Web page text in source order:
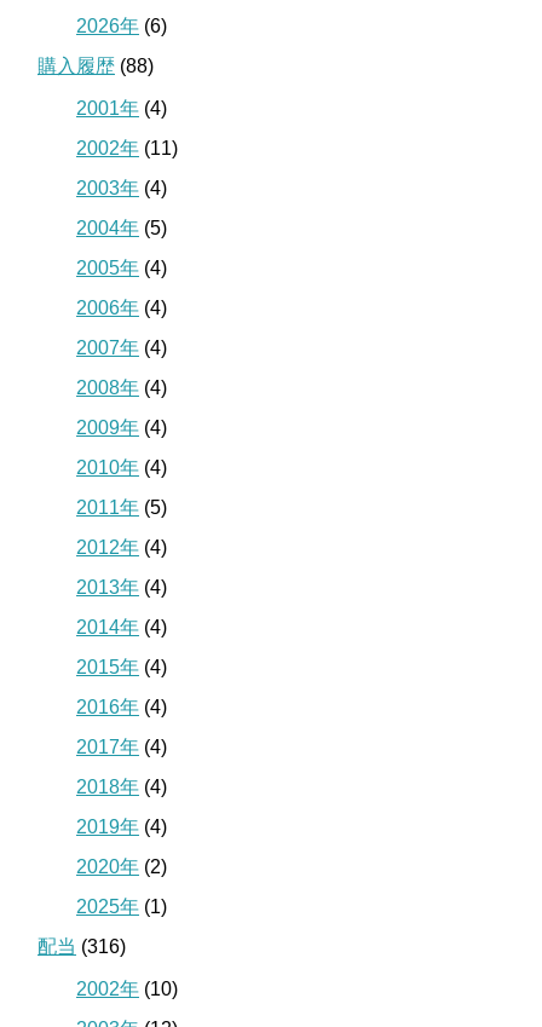
2026年 (6)
購入履歴 (88)
2001年 (4)
2002年 (11)
2003年 (4)
2004年 (5)
2005年 (4)
2006年 (4)
2007年 (4)
2008年 (4)
2009年 (4)
2010年 (4)
2011年 (5)
2012年 (4)
2013年 (4)
2014年 (4)
2015年 (4)
2016年 (4)
2017年 (4)
2018年 (4)
2019年 (4)
2020年 (2)
2025年 (1)
配当 (316)
2002年 (10)